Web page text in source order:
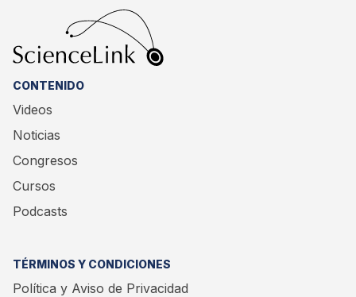
CONTENIDO
Videos
Noticias
Congresos
Cursos
Podcasts
TÉRMINOS Y CONDICIONES
Política y Aviso de Privacidad